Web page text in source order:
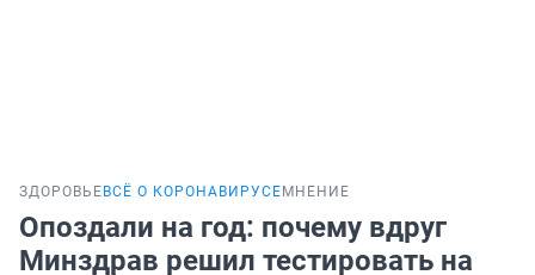
ЗДОРОВЬЕ ВСЁ О КОРОНАВИРУСЕ МНЕНИЕ
Опоздали на год: почему вдруг
Минздрав решил тестировать на